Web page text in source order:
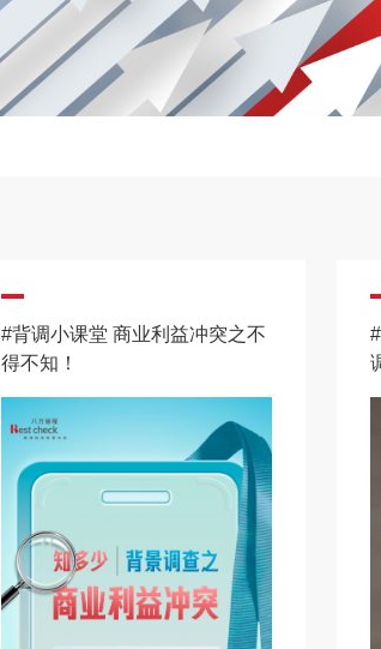
#背调小课堂 商业利益冲突之不
得不知！